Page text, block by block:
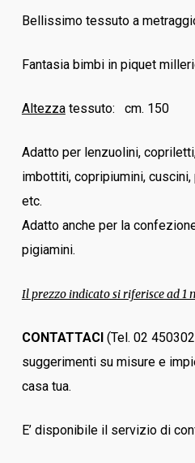
Bellissimo tessuto a
Fantasia bimbi in piquet
Altezzatessuto: cm. 150
Adatto per lenzuolini,
imbottiti, copripiumini,
etc.
Adatto anche per la
pigiamini.
Il prezzo indicato si riferisce ad 1
CONTATTACI(Tel. 02
suggerimenti su misure e
casa tua.
E’ disponibile il servizio di